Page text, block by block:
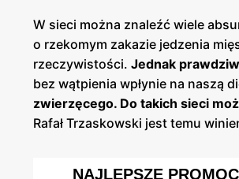
W sieci można znaleźć wiele
o rzekomym zakazie jedzenia
rzeczywistości. Jednak
bez wątpienia wpłynie na naszą
zwierzęcego. Do takich sieci
Rafał Trzaskowski jest temu